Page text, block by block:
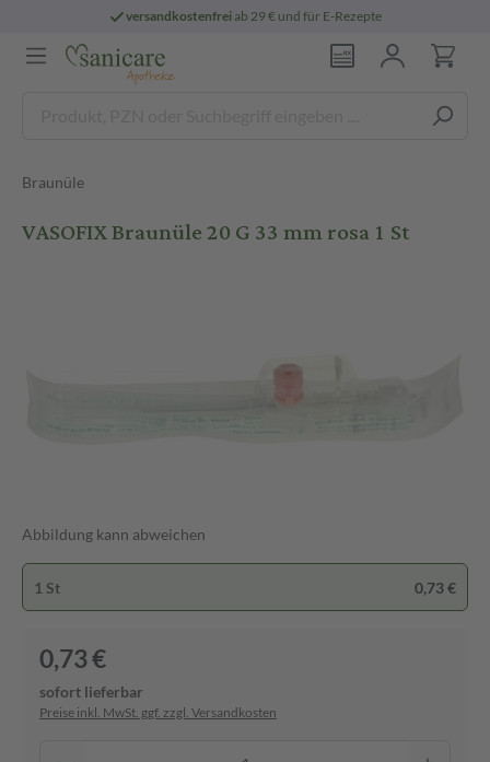
versandkostenfreiab 29 € und für E-Rezepte
Braunüle
VASOFIX Braunüle 20 G 33 mm rosa 1 St
Abbildung kann abweichen
1 St 0,73 €
0,73 €
sofort lieferbar
Preise inkl. MwSt. ggf. zzgl. Versandkosten